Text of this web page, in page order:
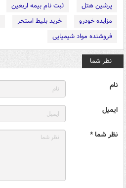
پرشین هتل
ثبت نام بیمه اربعین
مزایده خودرو
خرید بلیط استخر
فروشنده مواد شیمیایی
نظر شما
نام
ایمیل
نظر شما *